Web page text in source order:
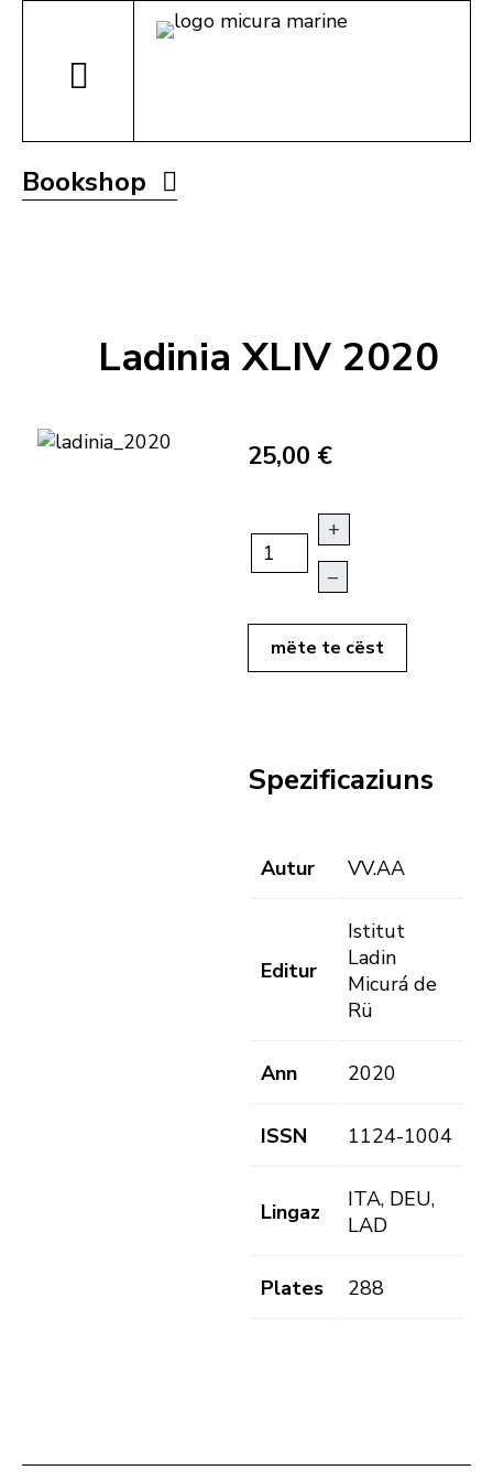
Bookshop
Ladinia XLIV 2020
25,00 €
+
–
mëte te cëst
Spezificaziuns
Autur VV.AA
Editur
Istitut
Ladin
Micurá de
Rü
Ann 2020
ISSN 1124-1004
Lingaz
ITA, DEU,
LAD
Plates 288